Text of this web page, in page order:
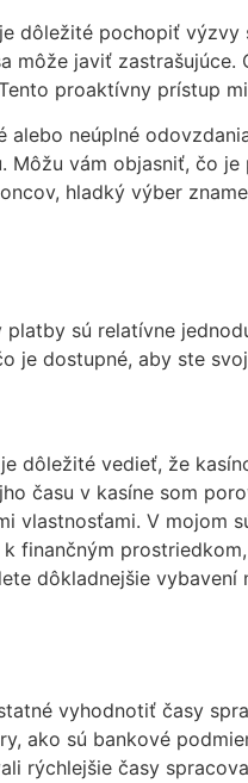
dôležité pochopiť výzvy
javiť
proaktívny prístup
neúplné
vám objasniť, čo
hladký výber
sú relatívne
je dostupné, aby ste
dôležité vedieť, že
času v kasíne som
vlastnosťami. V mojom
finančným
dôkladnejšie
vyhodnotiť časy
ako sú bankové
rýchlejšie časy